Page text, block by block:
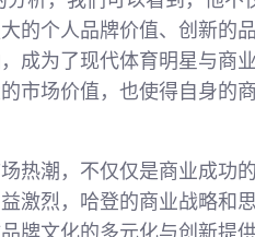
的个人品牌价值、创新的
成为了现代体育明星与商
市场价值，也使得自身的
热潮，不仅仅是商业成功
激烈，哈登的商业战略和